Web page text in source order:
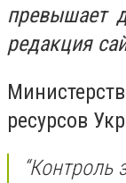
превышает
редакция
ресурсов
“Контроль